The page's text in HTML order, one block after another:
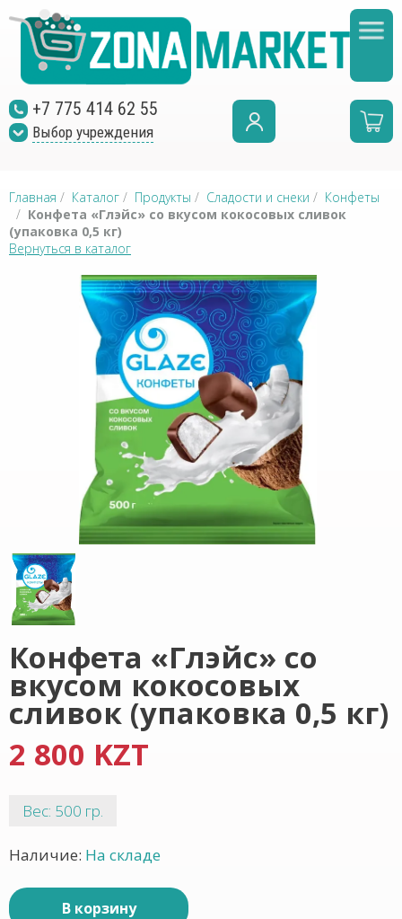
+7 775 414 62 55
Выбор учреждения
Главная / Каталог / Продукты / Сладости и снеки / Конфеты
/ Конфета «Глэйс» со вкусом кокосовых сливок
(упаковка 0,5 кг)
Вернуться в каталог
Конфета «Глэйс» со
вкусом кокосовых
сливок (упаковка 0,5 кг)
2 800 KZT
Вес: 500 гр.
Наличие: На складе
В корзину